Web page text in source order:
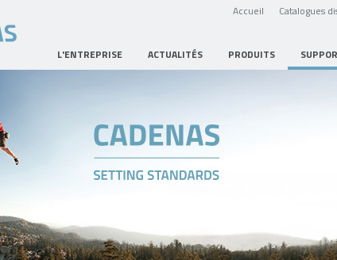
Accueil Catalogues
L'ENTREPRISE ACTUALITÉS PRODUITS